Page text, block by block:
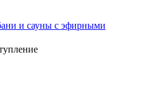
и сауны с эфирными